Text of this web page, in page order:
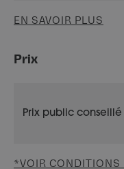
EN SAVOIR PLUS
Prix
Prix public conseillé
*VOIR CONDITIONS